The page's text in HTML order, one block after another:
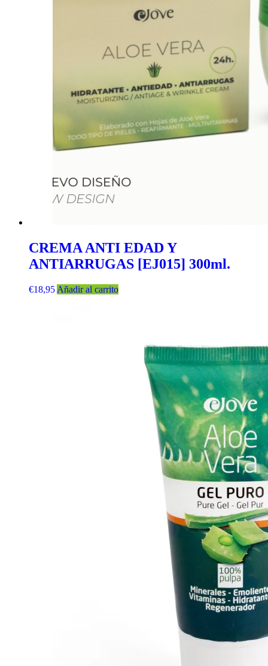
CREMA ANTI EDAD Y
ANTIARRUGAS [EJ015] 300ml.
€18,95 Añadir al carrito